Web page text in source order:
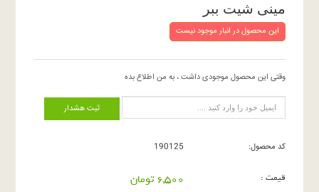
مینی شیت ببر
این محصول در انبار موجود نیست
وقتی این محصول موجودی داشت ، به من اطلاع بده
ثبت هشدار
کد محصول: 190125
قیمت : 6,500 تومان